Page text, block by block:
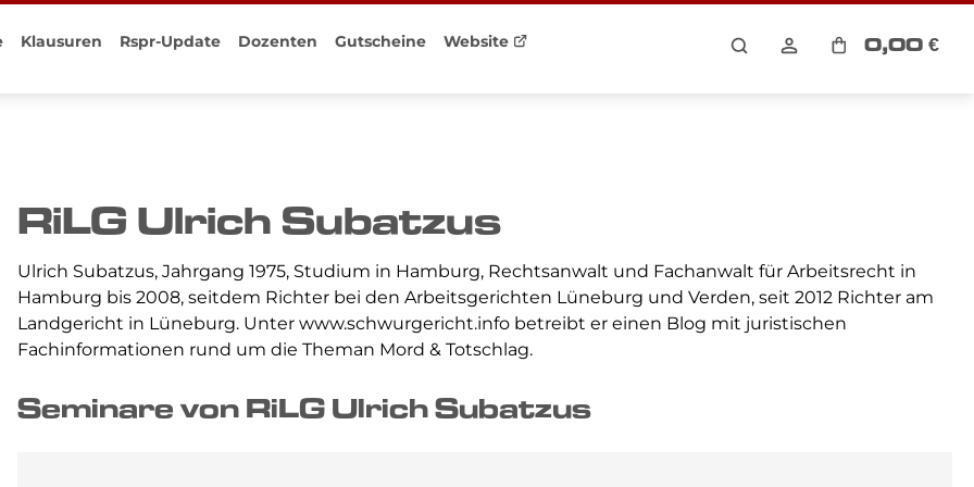
Prüfung
Klausuren Rspr-Update Dozenten Gutscheine Website 0,00 €
RiLG Ulrich Subatzus
Ulrich Subatzus, Jahrgang 1975, Studium in Hamburg, Rechtsanwalt und Fachanwalt für Arbeitsrecht in
Hamburg bis 2008, seitdem Richter bei den Arbeitsgerichten Lüneburg und Verden, seit 2012 Richter am
Landgericht in Lüneburg. Unter www.schwurgericht.info betreibt er einen Blog mit juristischen
Fachinformationen rund um die Theman Mord & Totschlag.
Seminare von RiLG Ulrich Subatzus